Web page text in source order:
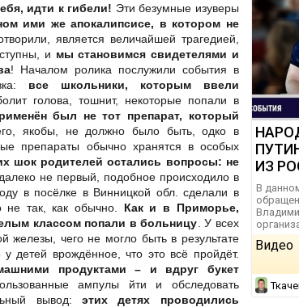
идти к гибели! Эти безумные изуверы
ими же апокалипсисе, в котором не
является величайшей трагедией,
и мы становимся свидетелями и
! Началом ролика послужили события в
все школьники, которым ввели
голова, тошнит, некоторые попали в
был не тот препарат, который
якобы, не должно было быть, одко в
препараты обычно хранятся в особых
шок родителей остались вопросы: не
не первый, подобное происходило в
в посёлке в Винницкой обл. сделали в
так, как обычно. Как и в Приморье,
классом попали в больницу . У всех
чего не могло быть в результате
детей врождённое, что это всё пройдёт.
продуктами – и вдруг букет
ампулы йти и обследовать
вывод: этих детях проводились
ИЗ
В
Видео